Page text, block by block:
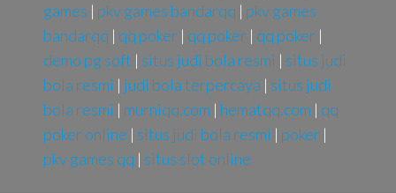
games | pkv games bandarqq | pkv games
bandarqq | qq poker | qq poker | qq poker |
demo pg soft | situs judi bola resmi | situs judi
bola resmi | judi bola terpercaya | situs judi
bola resmi | murniqq.com | hematqq.com | qq
poker online | situs judi bola resmi | poker |
pkv games qq | situs slot online